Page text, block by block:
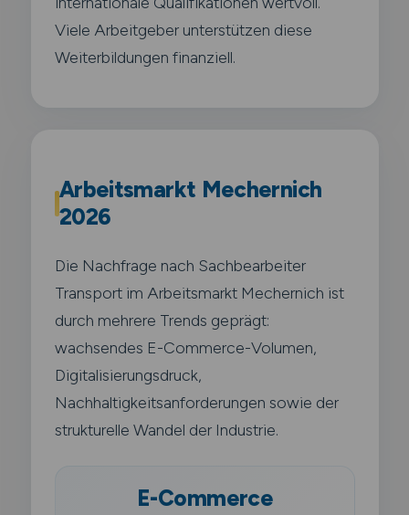
Viele Arbeitgeber unterstützen diese
Weiterbildungen finanziell.
Arbeitsmarkt Mechernich
2026
Die Nachfrage nach Sachbearbeiter
Transport im Arbeitsmarkt Mechernich ist
durch mehrere Trends geprägt:
wachsendes E-Commerce-Volumen,
Digitalisierungsdruck,
Nachhaltigkeitsanforderungen sowie der
strukturelle Wandel der Industrie.
E-Commerce